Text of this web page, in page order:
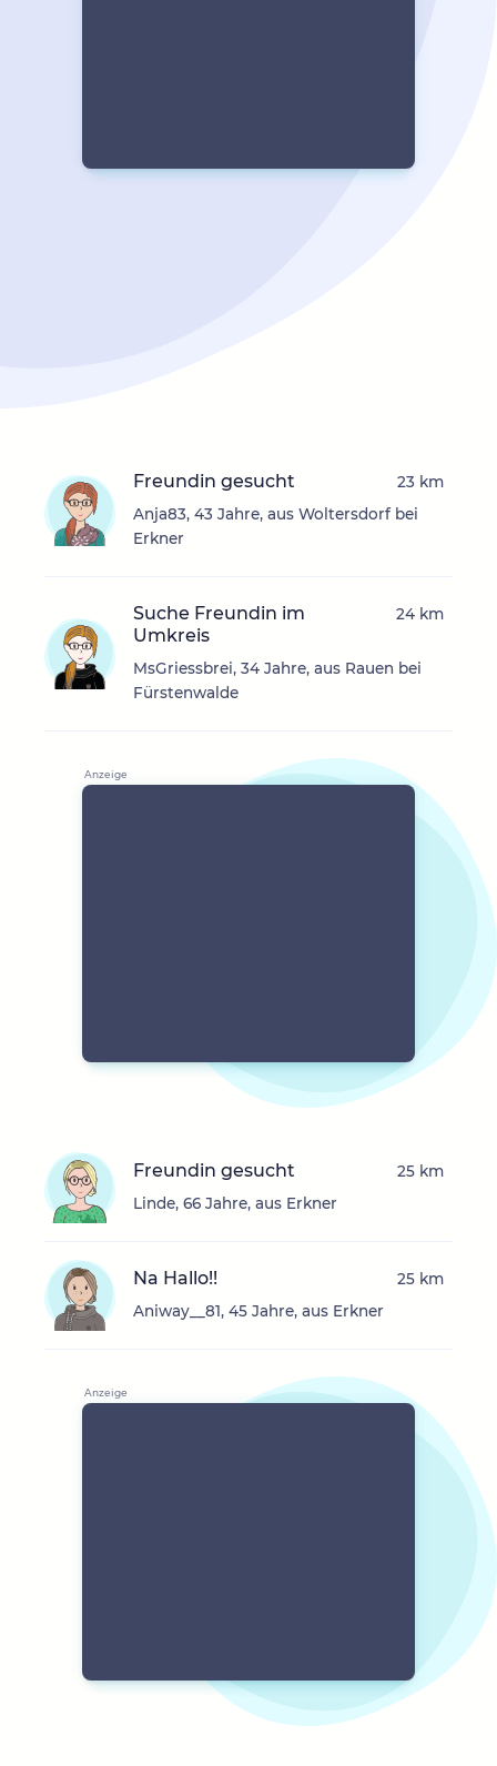
Freundin gesucht
Anja83, 43 Jahre, aus Woltersdorf bei
Erkner
23 km
Suche Freundin im
Umkreis
MsGriessbrei, 34 Jahre, aus Rauen bei
Fürstenwalde
24 km
Freundin gesucht
Linde, 66 Jahre, aus Erkner
25 km
Na Hallo!!
Aniway__81, 45 Jahre, aus Erkner
25 km